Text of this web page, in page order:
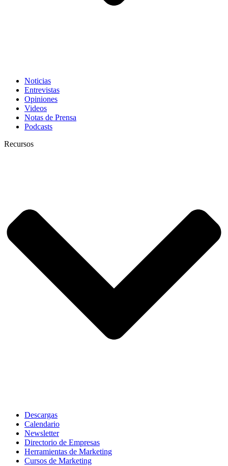
Noticias
Entrevistas
Opiniones
Videos
Notas de Prensa
Podcasts
Recursos
Descargas
Calendario
Newsletter
Directorio de Empresas
Herramientas de Marketing
Cursos de Marketing